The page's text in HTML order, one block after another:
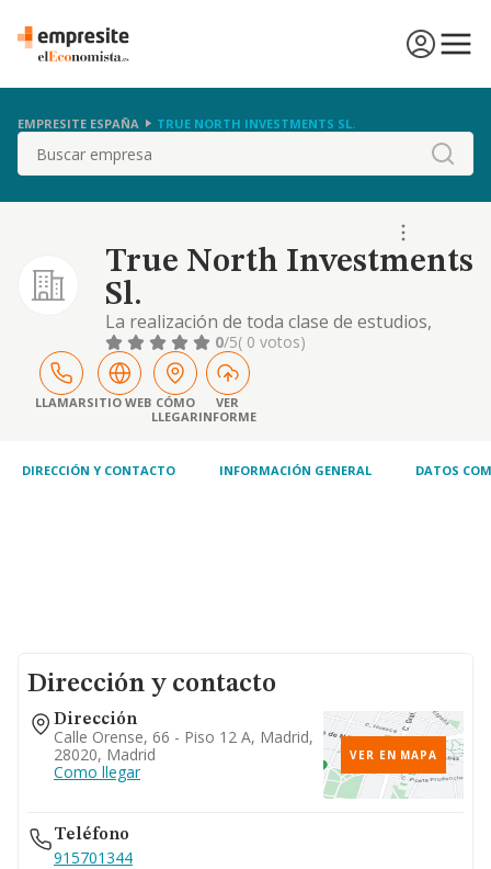
EMPRESITE ESPAÑA TRUE NORTH INVESTMENTS SL.
Buscar
True North Investments
Sl.
La realización de toda clase de estudios,
proyectos e informes técnicos, financieros,
económicos, contables, de comercio
internacional, fiscales incluyendo todo
cuanto se refiere a activos e instrumentos
financieros de cualquier clase, análisis de la
sectores ec
0/5( 0 votos)
LLAMARSITIO WEB CÓMO
LLEGAR
VER
INFORME
DIRECCIÓN Y CONTACTO INFORMACIÓN GENERAL DATOS
Dirección y contacto
Dirección
Calle Orense, 66 - Piso 12 A, Madrid,
28020, Madrid
Como llegar
VER EN MAPA
Teléfono
915701344